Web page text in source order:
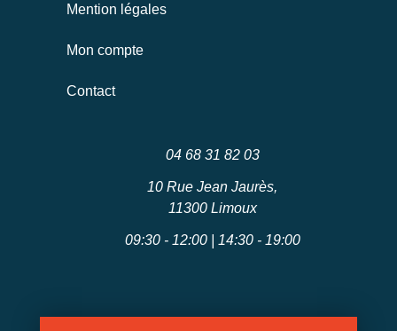
Mention légales
Mon compte
Contact
04 68 31 82 03
10 Rue Jean Jaurès,
11300 Limoux
09:30 - 12:00 | 14:30 - 19:00